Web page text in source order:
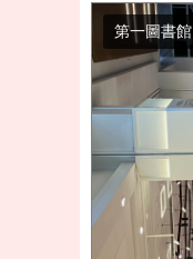
第一圖書館